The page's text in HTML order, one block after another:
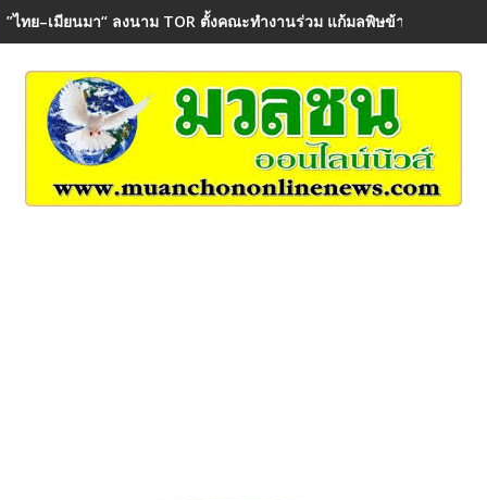
”ไทย–เมียนมา“ ลงนาม TOR ตั้งคณะทำงานร่วม แก้มลพิษข้ามพรมแดน